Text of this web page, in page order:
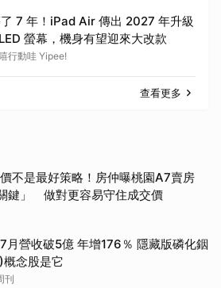
7 年！iPad Air 傳出 2027 年升級
螢幕，機身有望迎來大改款
行動哇 Yipee!
查看更多
不是最好策略！房仲曝桃園A7賣房
鍵」 做對更容易守住成交價
月營收破5億 年增176％ 隱藏版磷化銦
概念股是它
刊